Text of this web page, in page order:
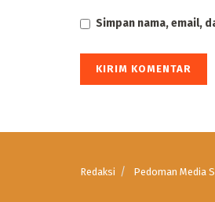
Simpan nama, email,
Redaksi Pedoman Media